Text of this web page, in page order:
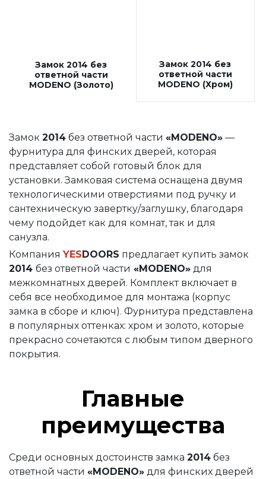
Сантехнические завертки
Цилиндры
Накладки под цилиндр
Замок 2014 без ответной части «MODENO»
Замок 2014 без ответной части MODENO
(Золото)
Замок 2014 без ответной части MODENO
(Хром)
Замок 2018 без ответной части «MODENO»
Ручка 16/006 «MODENO»
Завертка WC «MODENO»
Заглушка 027 «MODENO»
Ключевина 016 «MODENO»
Ключевина 016 PZ «MODENO»
Механизмы для раздвижных и складных дверей
Прочее (доводчики, ограничители)
Замок 2014 без
ответной части
MODENO (Золото)
Замок 2014 без
ответной части
MODENO (Хром)
Замок 2014 без ответной части «MODENO» —
фурнитура для финских дверей, которая
представляет собой готовый блок для
установки. Замковая система оснащена двумя
технологическими отверстиями под ручку и
сантехническую завертку/заглушку, благодаря
чему подойдет как для комнат, так и для
санузла.
Компания YESDOORS предлагает купить замок
2014 без ответной части «MODENO» для
межкомнатных дверей. Комплект включает в
себя все необходимое для монтажа (корпус
замка в сборе и ключ). Фурнитура представлена
в популярных оттенках: хром и золото, которые
прекрасно сочетаются с любым типом дверного
покрытия.
Главные
преимущества
Среди основных достоинств замка 2014 без
ответной части «MODENO» для финских дверей